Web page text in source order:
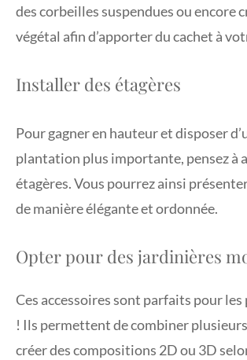
des corbeilles suspendues ou encore
végétal afin d’apporter du cachet à
Installer des étagères
Pour gagner en hauteur et disposer
plantation plus importante, pensez à
étagères. Vous pourrez ainsi
de manière élégante et ordonnée.
Opter pour des jardinières
Ces accessoires sont parfaits pour les
! Ils permettent de combiner
créer des compositions 2D ou 3D